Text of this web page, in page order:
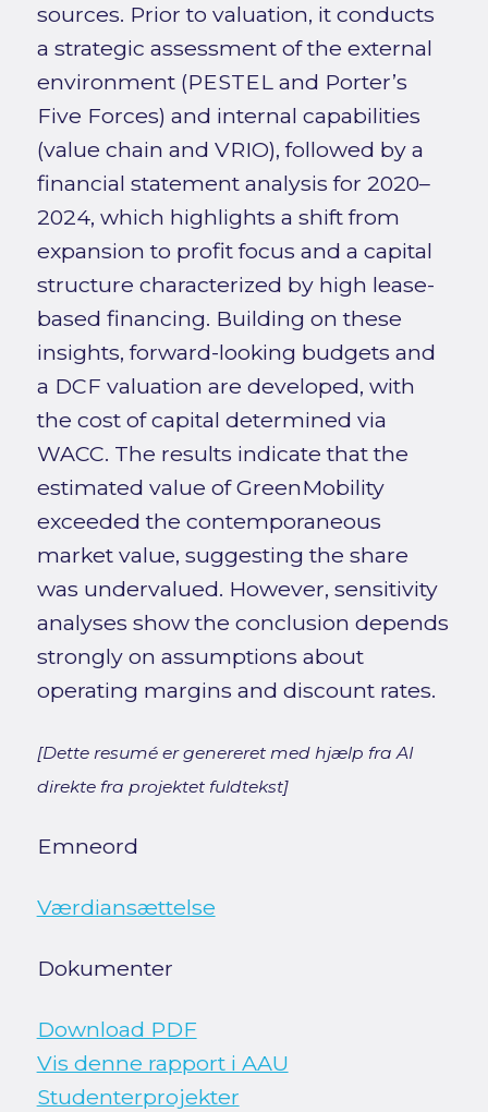
sources. Prior to valuation, it conducts
a strategic assessment of the external
environment (PESTEL and Porter’s
Five Forces) and internal capabilities
(value chain and VRIO), followed by a
financial statement analysis for 2020–
2024, which highlights a shift from
expansion to profit focus and a capital
structure characterized by high lease-
based financing. Building on these
insights, forward-looking budgets and
a DCF valuation are developed, with
the cost of capital determined via
WACC. The results indicate that the
estimated value of GreenMobility
exceeded the contemporaneous
market value, suggesting the share
was undervalued. However, sensitivity
analyses show the conclusion depends
strongly on assumptions about
operating margins and discount rates.
[Dette resumé er genereret med hjælp fra AI
direkte fra projektet fuldtekst]
Emneord
Værdiansættelse
Dokumenter
Download PDF
Vis denne rapport i AAU
Studenterprojekter